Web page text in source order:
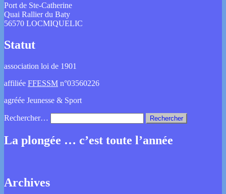
Port de Ste-Catherine
Quai Rallier du Baty
56570 LOCMIQUELIC
Statut
association loi de 1901
affiliée FFESSM n°03560226
agréée Jeunesse & Sport
Rechercher…
La plongée … c’est toute l’année
Archives